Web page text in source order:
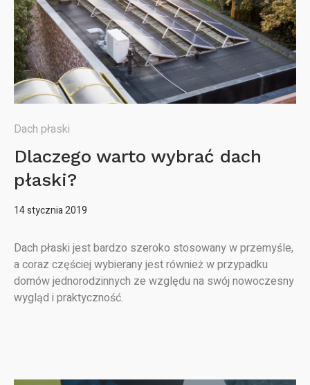
Dach płaski
Dlaczego warto wybrać dach
płaski?
14 stycznia 2019
Dach płaski jest bardzo szeroko stosowany w przemyśle,
a coraz częściej wybierany jest również w przypadku
domów jednorodzinnych ze względu na swój nowoczesny
wygląd i praktyczność.